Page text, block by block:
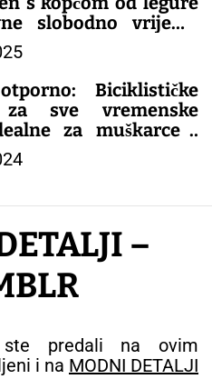
slobodno vrijeme
remen za mlade
muškarce –
Biciklističke
za sve vremenske
za muškarce i
aktivan život.
–
predali na ovim
i na MODNI DETALJI